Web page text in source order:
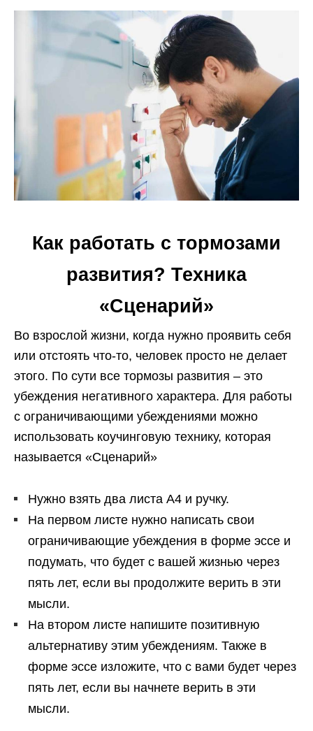
Как работать с тормозами
развития? Техника
«Сценарий»
Во взрослой жизни, когда нужно проявить себя
или отстоять что-то, человек просто не делает
этого. По сути все тормозы развития – это
убеждения негативного характера. Для работы
с ограничивающими убеждениями можно
использовать коучинговую технику, которая
называется «Сценарий»
Нужно взять два листа А4 и ручку.
На первом листе нужно написать свои
ограничивающие убеждения в форме эссе и
подумать, что будет с вашей жизнью через
пять лет, если вы продолжите верить в эти
мысли.
На втором листе напишите позитивную
альтернативу этим убеждениям. Также в
форме эссе изложите, что с вами будет через
пять лет, если вы начнете верить в эти
мысли.